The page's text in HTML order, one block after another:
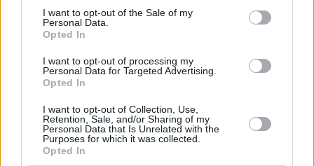
consent section.
I want to opt-out of the Sale of my
Personal Data.
Opted In
I want to opt-out of processing my
Personal Data for Targeted Advertising.
Opted In
I want to opt-out of Collection, Use,
Retention, Sale, and/or Sharing of my
Personal Data that Is Unrelated with the
Purposes for which it was collected.
Opted In
09.01.2025, 09:29